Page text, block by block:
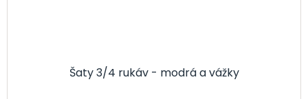
Šaty 3/4 rukáv - modrá a vážky